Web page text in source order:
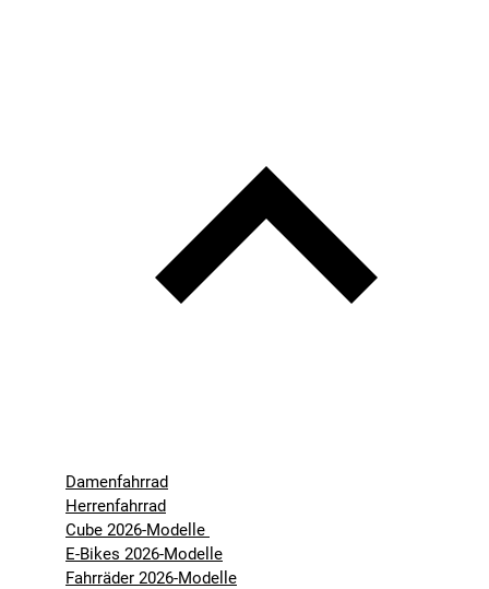
Damenfahrrad
Herrenfahrrad
Cube 2026-Modelle
E-Bikes 2026-Modelle
Fahrräder 2026-Modelle